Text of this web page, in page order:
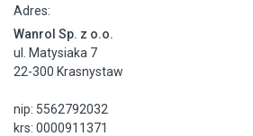
Adres:
Wanrol Sp. z o.o.
ul. Matysiaka 7
22-300 Krasnystaw
nip: 5562792032
krs: 0000911371